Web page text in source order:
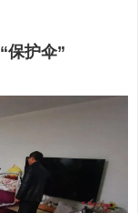
保护伞”